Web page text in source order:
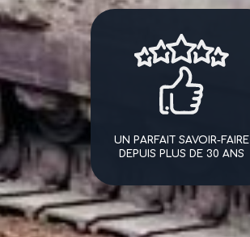
UN PARFAIT SAVOIR-FAIRE
DEPUIS PLUS DE 30 ANS